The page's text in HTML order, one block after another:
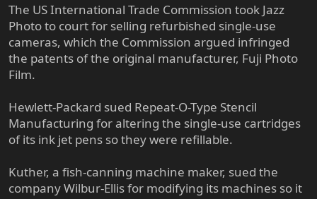
The US International Trade Commission took Jazz
Photo to court for selling refurbished single-use
cameras, which the Commission argued infringed
the patents of the original manufacturer, Fuji Photo
Film.
Hewlett-Packard sued Repeat-O-Type Stencil
Manufacturing for altering the single-use cartridges
of its ink jet pens so they were refillable.
Kuther, a fish-canning machine maker, sued the
company Wilbur-Ellis for modifying its machines so it